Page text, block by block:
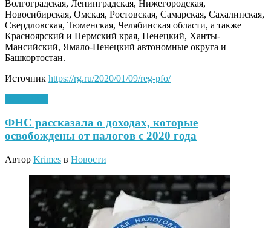
Волгоградская, Ленинградская, Нижегородская,
Новосибирская, Омская, Ростовская, Самарская, Сахалинская,
Свердловская, Тюменская, Челябинская области, а также
Красноярский и Пермский края, Ненецкий, Ханты-
Мансийский, Ямало-Ненецкий автономные округа и
Башкортостан.
Источник https://rg.ru/2020/01/09/reg-pfo/
ФНС рассказала о доходах, которые
освобождены от налогов с 2020 года
Автор Krimes в Новости